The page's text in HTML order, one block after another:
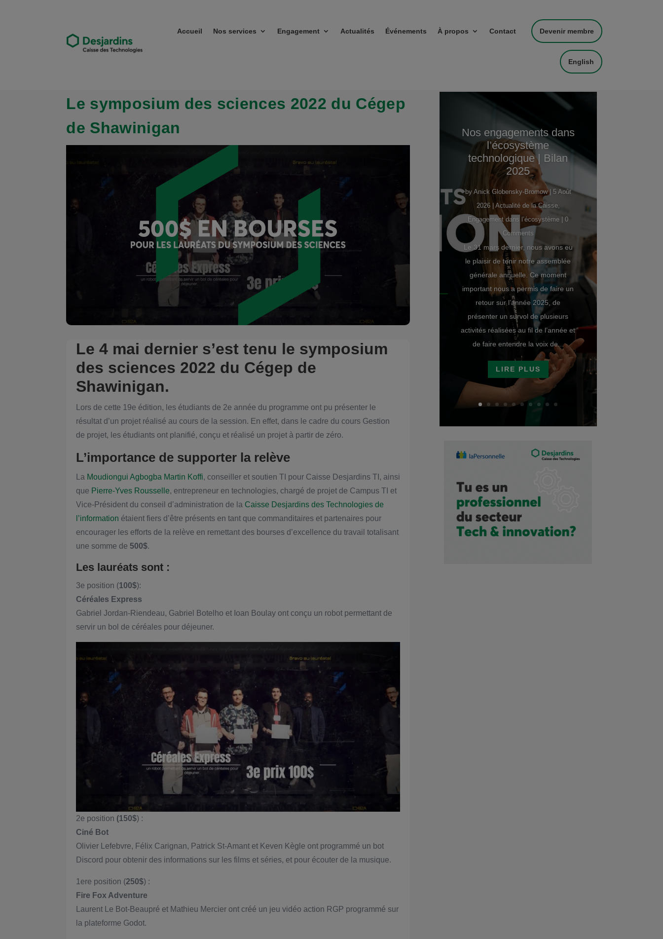
Accueil Nos services Engagement Actualités Événements À propos Contact Devenir membre
English
Le symposium des sciences 2022 du Cégep
de Shawinigan
Le 4 mai dernier s’est tenu le symposium
des sciences 2022 du Cégep de
Shawinigan.
Lors de cette 19e édition, les étudiants de 2e année du programme ont pu présenter le
résultat d’un projet réalisé au cours de la session. En effet, dans le cadre du cours Gestion
de projet, les étudiants ont planifié, conçu et réalisé un projet à partir de zéro.
L’importance de supporter la relève
La Moudiongui Agbogba Martin Koffi, conseiller et soutien TI pour Caisse Desjardins TI, ainsi
que Pierre-Yves Rousselle, entrepreneur en technologies, chargé de projet de Campus TI et
Vice-Président du conseil d’administration de la Caisse Desjardins des Technologies de
l’information étaient fiers d’être présents en tant que commanditaires et partenaires pour
encourager les efforts de la relève en remettant des bourses d’excellence du travail totalisant
une somme de 500$.
Les lauréats sont :
3e position (100$):
Céréales Express
Gabriel Jordan-Riendeau, Gabriel Botelho et Ioan Boulay ont conçu un robot permettant de
servir un bol de céréales pour déjeuner.
2e position (150$) :
Ciné Bot
Olivier Lefebvre, Félix Carignan, Patrick St-Amant et Keven Kègle ont programmé un bot
Discord pour obtenir des informations sur les films et séries, et pour écouter de la musique.
1ere position (250$) :
Fire Fox Adventure
Laurent Le Bot-Beaupré et Mathieu Mercier ont créé un jeu vidéo action RGP programmé sur
la plateforme Godot.
Nos engagements dans
l’écosystème
technologique | Bilan
2025
by Anick Globensky-Bromow| 5 Août
2026|Actualité de la Caisse,
Engagement dans l’écosystème | 0
Comments
Le 31 mars dernier, nous avons eu
le plaisir de tenir notre assemblée
générale annuelle. Ce moment
important nous a permis de faire un
retour sur l’année 2025, de
présenter un survol de plusieurs
activités réalisées au fil de l’année et
de faire entendre la voix de...
LIRE PLUS